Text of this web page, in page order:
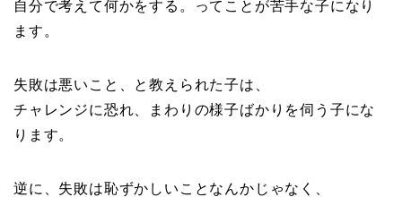
自分で考えて何かをする。ってことが苦手な子になり
ます。
失敗は悪いこと、と教えられた子は、
チャレンジに恐れ、まわりの様子ばかりを伺う子にな
ります。
逆に、失敗は恥ずかしいことなんかじゃなく、